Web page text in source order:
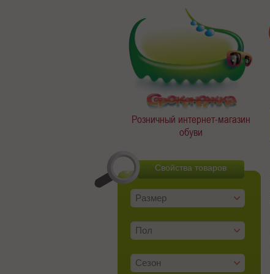
Розничный интернет-магазин
обуви
Размер
Пол
Сезон
Свойства товаров